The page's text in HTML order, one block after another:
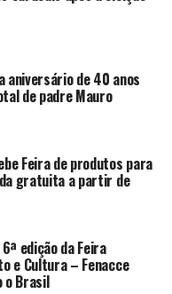
aniversário de 40 anos
de padre Mauro
Feira de produtos para
gratuita a partir de
edição da Feira
e Cultura – Fenacce
o Brasil